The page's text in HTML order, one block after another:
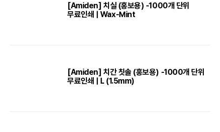
[Amiden] 치실 (홍보용) -1000개 단위
무료인쇄 | Wax-Mint
[Amiden] 치간 칫솔 (홍보용) -1000개 단위
무료인쇄 | L (1.5mm)